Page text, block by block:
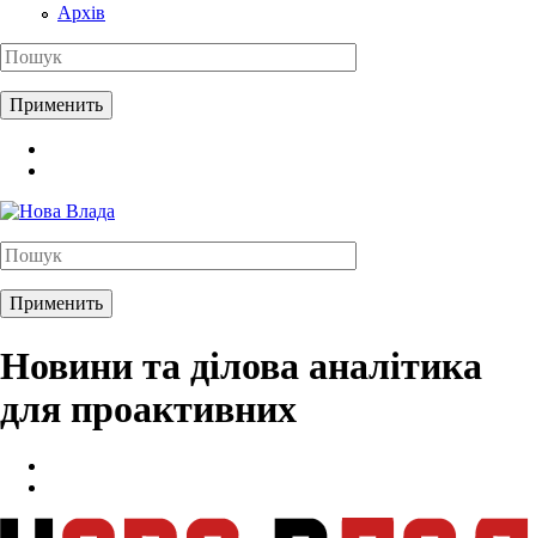
Архів
Новини та ділова аналітика
для проактивних